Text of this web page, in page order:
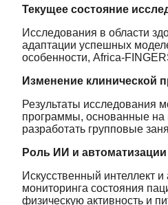
Текущее состояние
Исследования в области
адаптации успешных
особенности, Africa-
Изменение клинической
Результаты исследования
программы, основанные на
разработать групповые
Роль ИИ и автоматизации
Искусственный интеллект
мониторинга состояния
физическую активность и